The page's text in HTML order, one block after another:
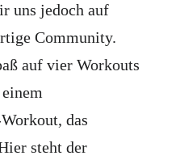
uns jedoch auf
Community.
auf vier Workouts
das
steht der